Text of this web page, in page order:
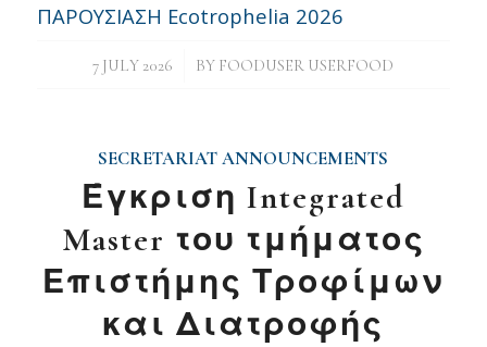
ΠΑΡΟΥΣΙΑΣΗ Ecotrophelia 2026
7 JULY 2026
/ BY FOODUSER USERFOOD
SECRETARIAT ANNOUNCEMENTS
Έγκριση Integrated
Master του τμήματος
Επιστήμης Τροφίμων
και Διατροφής